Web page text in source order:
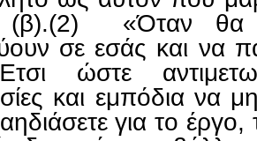
(β).(2) «Όταν θα
σε εσάς και να
ώστε
και εμπόδια να
για το